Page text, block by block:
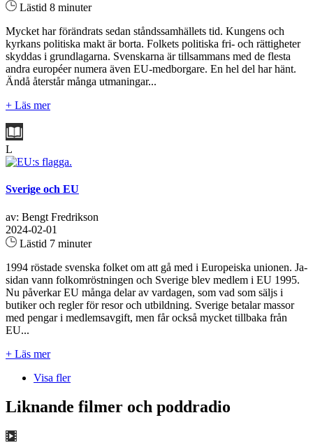
Lästid 8 minuter
Mycket har förändrats sedan ståndssamhällets tid. Kungens och
kyrkans politiska makt är borta. Folkets politiska fri- och rättigheter
skyddas i grundlagarna. Svenskarna är tillsammans med de flesta
andra européer numera även EU-medborgare. En hel del har hänt.
Ändå återstår många utmaningar...
+ Läs mer
L
Sverige och EU
av: Bengt Fredrikson
2024-02-01
Lästid 7 minuter
1994 röstade svenska folket om att gå med i Europeiska unionen. Ja-
sidan vann folkomröstningen och Sverige blev medlem i EU 1995.
Nu påverkar EU många delar av vardagen, som vad som säljs i
butiker och regler för resor och utbildning. Sverige betalar massor
med pengar i medlemsavgift, men får också mycket tillbaka från
EU...
+ Läs mer
Visa fler
Liknande filmer och poddradio